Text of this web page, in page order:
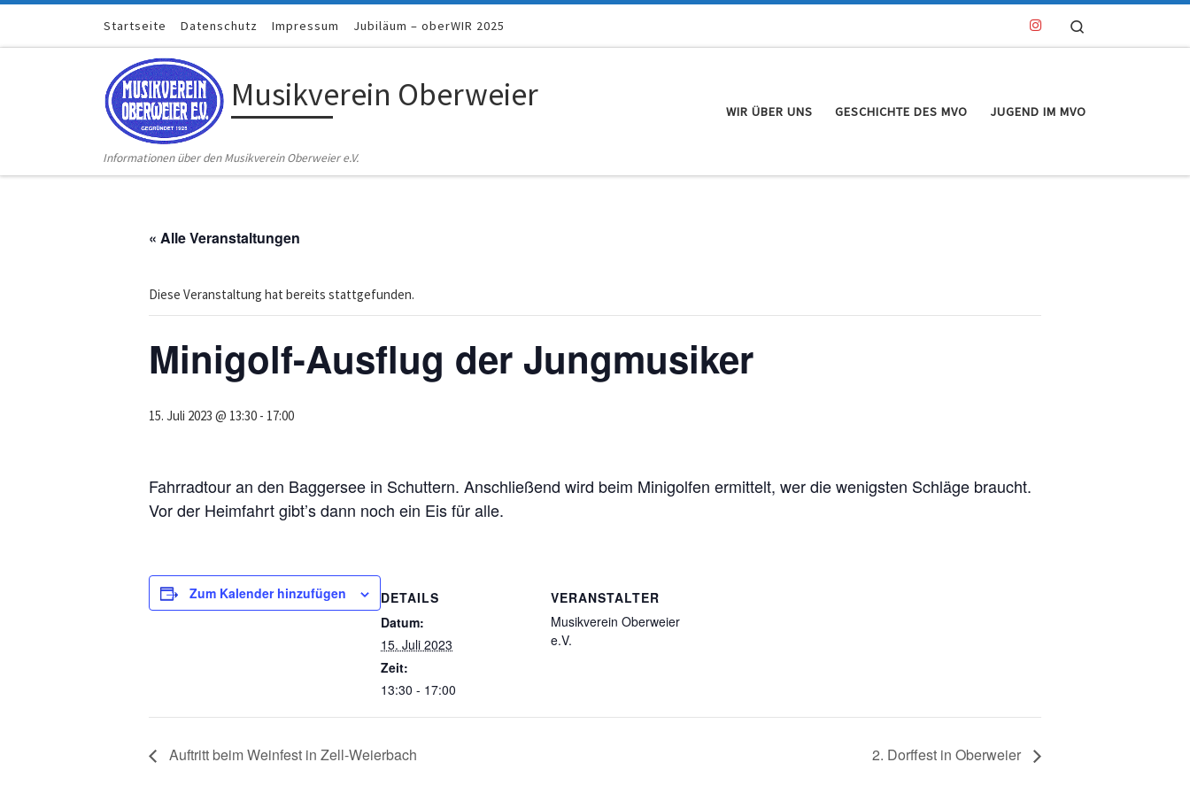
Zum Inhalt springenStartseite Datenschutz Impressum Jubiläum – oberWIR 2025
Musikverein Oberweier
Informationen über den Musikverein Oberweier e.V.
WIR ÜBER UNS GESCHICHTE DES MVO JUGEND IM MVO
« Alle Veranstaltungen
Diese Veranstaltung hat bereits stattgefunden.
Minigolf-Ausflug der Jungmusiker
15. Juli 2023 @ 13:30 - 17:00
Fahrradtour an den Baggersee in Schuttern. Anschließend wird beim Minigolfen ermittelt, wer die wenigsten Schläge braucht.
Vor der Heimfahrt gibt’s dann noch ein Eis für alle.
Zum Kalender hinzufügen
DETAILS
Datum:
15. Juli 2023
Zeit:
13:30 - 17:00
VERANSTALTER
Musikverein Oberweier
e.V.
Auftritt beim Weinfest in Zell-Weierbach 2. Dorffest in Oberweier